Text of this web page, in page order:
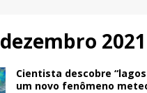
dezembro 2021
Cientista descobre
um novo fenômeno